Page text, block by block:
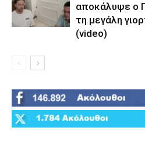
αποκάλυψε ο
τη μεγάλη
(video)